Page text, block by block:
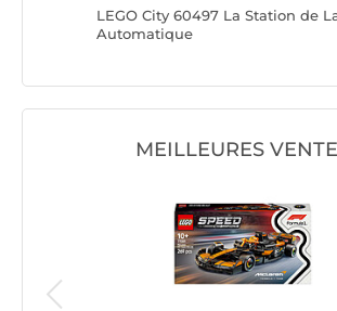
LEGO City 60497 La Station de
Automatique
MEILLEURES